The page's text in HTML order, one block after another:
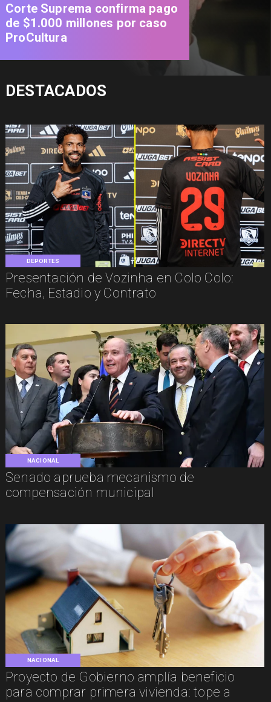
DEPORTES
Presentación de Vozinha en Colo Colo:
Fecha, Estadio y Contrato
NACIONAL
Senado aprueba mecanismo de
compensación municipal
NACIONAL
Proyecto de Gobierno amplía beneficio
para comprar primera vivienda: tope a
Corte Suprema confirma pago
de $1.000 millones por caso
ProCultura
DESTACADOS